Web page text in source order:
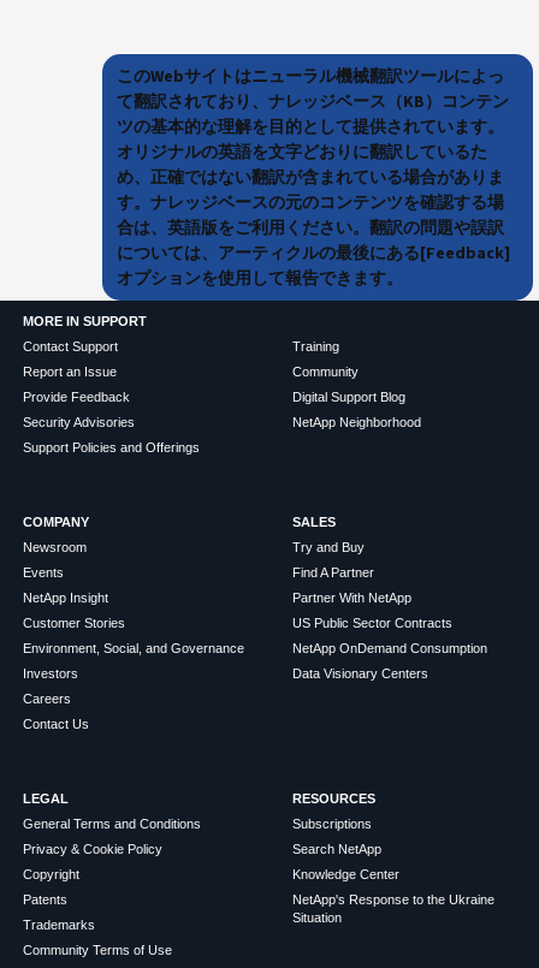
このWebサイトはニューラル機械翻訳ツールによっ
て翻訳されており、ナレッジベース（KB）コンテン
ツの基本的な理解を目的として提供されています。
オリジナルの英語を文字どおりに翻訳しているた
め、正確ではない翻訳が含まれている場合がありま
す。ナレッジベースの元のコンテンツを確認する場
合は、英語版をご利用ください。翻訳の問題や誤訳
については、アーティクルの最後にある[Feedback]
オプションを使用して報告できます。
MORE IN SUPPORT
Contact Support
Report an Issue
Provide Feedback
Security Advisories
Support Policies and Offerings
Training
Community
Digital Support Blog
NetApp Neighborhood
COMPANY
Newsroom
Events
NetApp Insight
Customer Stories
Environment, Social, and Governance
Investors
Careers
Contact Us
SALES
Try and Buy
Find A Partner
Partner With NetApp
US Public Sector Contracts
NetApp OnDemand Consumption
Data Visionary Centers
LEGAL
General Terms and Conditions
Privacy & Cookie Policy
Copyright
Patents
Trademarks
Community Terms of Use
RESOURCES
Subscriptions
Search NetApp
Knowledge Center
NetApp's Response to the Ukraine
Situation